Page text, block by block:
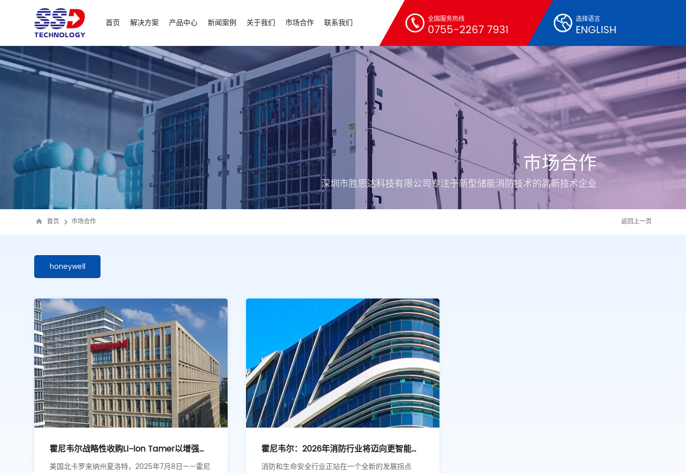
首页 解决方案 产品中心 新闻案例 关于我们 市场合作 联系我们 全国服务热线
0755-2267 7931
选择语言
ENGLISH
市场合作
深圳市胜思达科技有限公司专注于新型储能消防技术的高新技术企业
返回上一页
首页 市场合作
honeywell
霍尼韦尔战略性收购Li-ion Tamer以增强火
灾探测技术， 加强智能建筑产品组合
美国北卡罗来纳州夏洛特，2025年7月8日——霍尼
霍尼韦尔：2026年消防行业将迈向更智能、
更安全、更互联的未来
消防和生命安全行业正站在一个全新的发展拐点